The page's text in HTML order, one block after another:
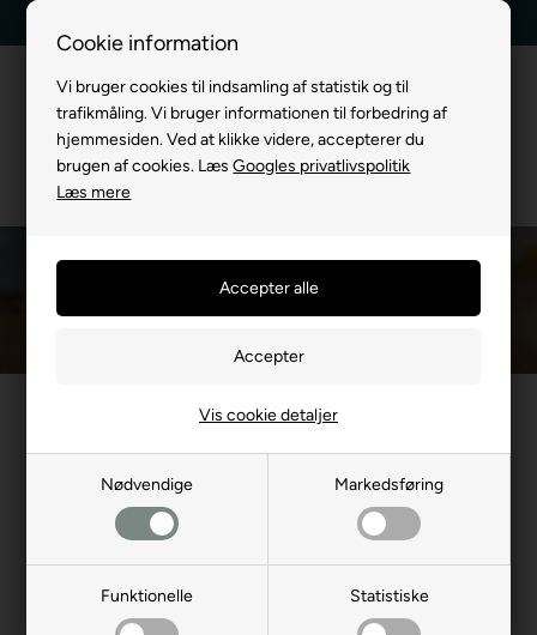
Cookie information
Vi bruger cookies til indsamling af statistik og til
trafikmåling. Vi bruger informationen til forbedring af
hjemmesiden. Ved at klikke videre, accepterer du
brugen af cookies. LæsGoogles privatlivspolitik
Læs mere
Nødvendige Markedsføring
Funktionelle Statistiske
Vis cookie detaljer
Hundegitter indendørs
Du er her:TIL HUND/Hundebure/Hundegitter/Hundegitter indendørs
Et praktisk og stilfuldt hundegitter til indendørs brug. Ideelt til at
fremstillet i robust materiale, der passer til alle typer rum. Perfekt
til at skabe et trygt miljø for både hund og ejer.
Mest populære i Hundegitter